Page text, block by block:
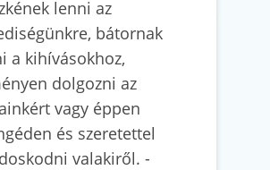
lenni az
bátornak
a kihívásokhoz,
dolgozni az
vagy éppen
és szeretettel
valakiről. -